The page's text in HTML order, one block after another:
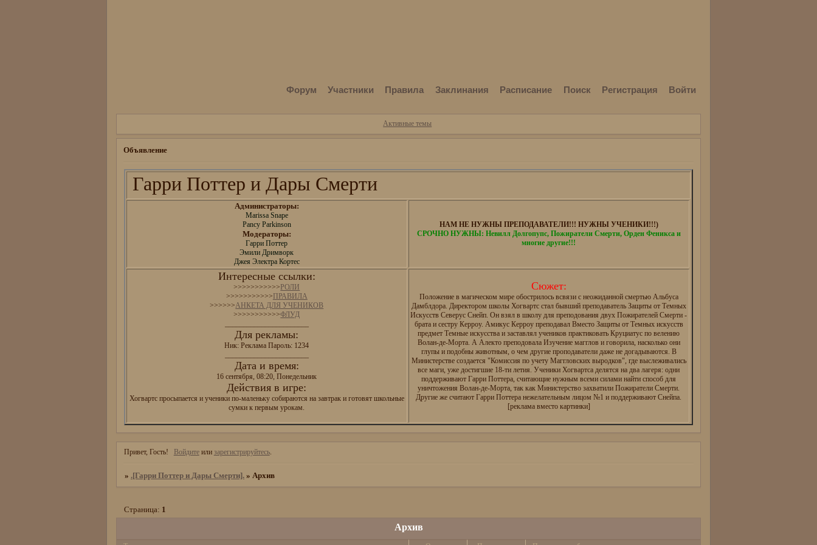
Форум Участники Правила Заклинания Расписание Поиск Регистрация Войти
Активные темы
Объявление
Гарри Поттер и Дары Смерти
Администраторы:
Marissa Snape
Pancy Parkinson
Модераторы:
Гарри Поттер
Эмили Дримворк
Джея Электра Кортес
НАМ НЕ НУЖНЫ ПРЕПОДАВАТЕЛИ!!! НУЖНЫ УЧЕНИКИ!!!)
СРОЧНО НУЖНЫ: Невилл Долгопупс, Пожиратели Смерти, Орден Феникса и
многие другие!!!
Интересные ссылки:
>>>>>>>>>>> РОЛИ
>>>>>>>>>>> ПРАВИЛА
>>>>>>АНКЕТА ДЛЯ УЧЕНИКОВ
>>>>>>>>>>>ФЛУД
Для рекламы:
Ник: Реклама Пароль: 1234
Дата и время:
16 сентября, 08:20, Понедельник
Действия в игре:
Хогвартс просыпается и ученики по-маленьку собираются на завтрак и готовят школьные
сумки к первым урокам.
Сюжет:
Положение в магическом мире обострилось всвязи с неожиданной смертью Альбуса
Дамблдора. Директором школы Хогвартс стал бывший преподаватель Защиты от Темных
Искусств Северус Снейп. Он взял в школу для преподования двух Пожирателей Смерти -
брата и сестру Керроу. Амикус Керроу преподавал Вместо Защиты от Темных искусств
предмет Темные искусства и заставлял учеников практиковать Круциатус по велению
Волан-де-Морта. А Алекто преподовала Изучение магглов и говорила, насколько они
глупы и подобны животным, о чем другие проподаватели даже не догадываются. В
Министерстве создается "Комиссия по учету Маггловских выродков", где выслеживались
все маги, уже достигшие 18-ти летия. Ученики Хогвартса делятся на два лагеря: одни
поддерживают Гарри Поттера, считающие нужным всеми силами найти способ для
уничтожения Волан-де-Морта, так как Министерство захватили Пожиратели Смерти.
Другие же считают Гарри Поттера нежелательным лицом №1 и поддерживают Снейпа.
[реклама вместо картинки]
Привет, Гость! Войдитеили зарегистрируйтесь.
» .[Гарри Поттер и Дары Смерти]. » Архив
Архив
Страница: 1